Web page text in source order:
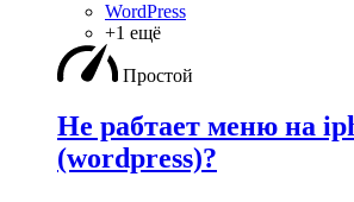
WordPress
+1 ещё
Простой
Не рабтает меню на
(wordpress)?